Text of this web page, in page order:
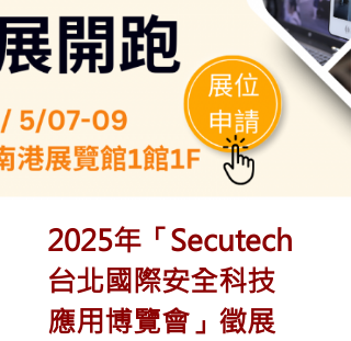
2025年「Secutech
台北國際安全科技
應用博覽會」徵展